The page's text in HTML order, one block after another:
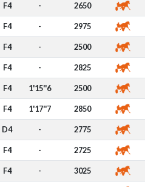
F4 - 2650
F4 - 2975
F4 - 2500
F4 - 2825
F4 1'15''6 2500
F4 1'17''7 2850
D4 - 2775
F4 - 2725
F4 - 3025